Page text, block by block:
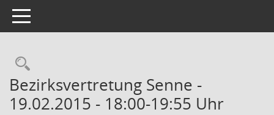
Toggle navigation
Rechercheauswahl
Bezirksvertretung Senne -
19.02.2015 - 18:00-19:55 Uhr